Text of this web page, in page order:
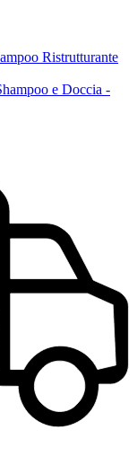
Ristrutturante
e Doccia -